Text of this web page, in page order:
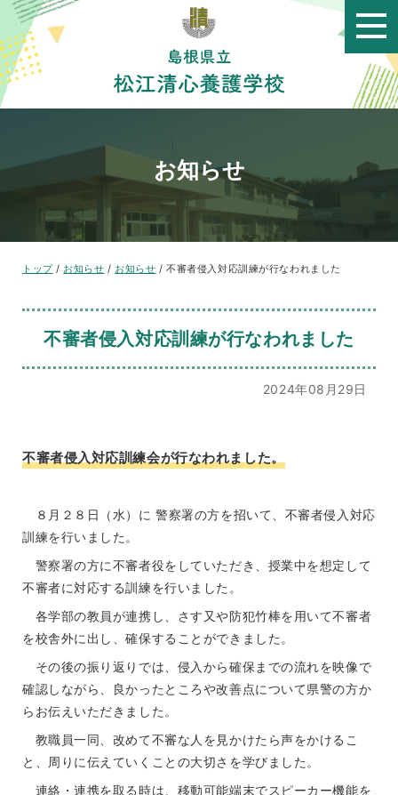
このページの本文へ
お知らせ
現
トップ/ お知らせ / お知らせ /不審者侵入対応訓練が行なわれました
不審者侵入対応訓練が行なわれました
2024年08月29日
不審者侵入対応訓練会が行なわれました。
８月２８日（水）に 警察署の方を招いて、不審者侵入対応
訓練を行いました。
警察署の方に不審者役をしていただき、授業中を想定して
不審者に対応する訓練を行いました。
各学部の教員が連携し、さす又や防犯竹棒を用いて不審者
を校舎外に出し、確保することができました。
その後の振り返りでは、侵入から確保までの流れを映像で
確認しながら、良かったところや改善点について県警の方か
らお伝えいただきました。
教職員一同、改めて不審な人を見かけたら声をかけるこ
と、周りに伝えていくことの大切さを学びました。
連絡・連携を取る時は、移動可能端末でスピーカー機能を